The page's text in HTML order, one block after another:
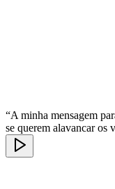
“A minha mensagem
se querem alavancar os